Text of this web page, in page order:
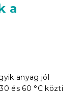
a
anyag jól
és 60 °C közti